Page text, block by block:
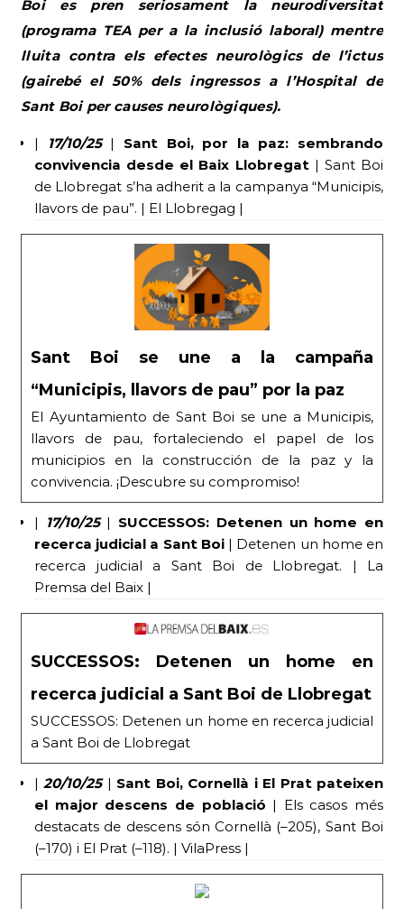
Boi es pren seriosament la neurodiversitat
(programa TEA per a la inclusió laboral) mentre
lluita contra els efectes neurològics de l’ictus
(gairebé el 50% dels ingressos a l’Hospital de
Sant Boi per causes neurològiques).
| 17/10/25| Sant Boi, por la paz: sembrando
convivencia desde el Baix Llobregat| Sant Boi
de Llobregat s’ha adherit a la campanya “Municipis,
llavors de pau”. | El Llobregag |
Sant Boi se une a la campaña
“Municipis, llavors de pau” por la paz
El Ayuntamiento de Sant Boi se une a Municipis,
llavors de pau, fortaleciendo el papel de los
municipios en la construcción de la paz y la
convivencia. ¡Descubre su compromiso!
| 17/10/25| SUCCESSOS: Detenen un home en
recerca judicial a Sant Boi| Detenen un home en
recerca judicial a Sant Boi de Llobregat. | La
Premsa del Baix |
SUCCESSOS: Detenen un home en
recerca judicial a Sant Boi de Llobregat
SUCCESSOS: Detenen un home en recerca judicial
a Sant Boi de Llobregat
|20/10/25| Sant Boi, Cornellà i El Prat pateixen
el major descens de població | Els casos més
destacats de descens són Cornellà (–205), Sant Boi
(–170) i El Prat (–118). | VilaPress |